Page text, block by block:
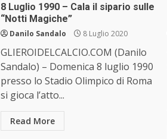
8 Luglio 1990 – Cala il sipario sulle
“Notti Magiche”
Danilo Sandalo 8 Luglio 2020
GLIEROIDELCALCIO.COM (Danilo
Sandalo) – Domenica 8 luglio 1990
presso lo Stadio Olimpico di Roma
si gioca l’atto...
Read More